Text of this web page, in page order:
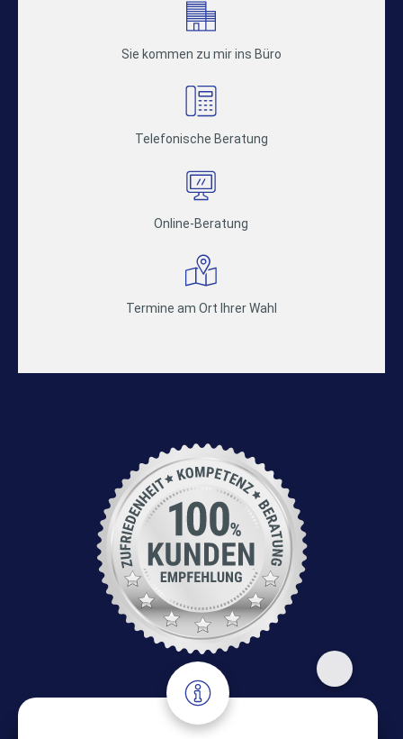
Sie kommen zu mir ins Büro
Telefonische Beratung
Online-Beratung
Termine am Ort Ihrer Wahl
Adresse